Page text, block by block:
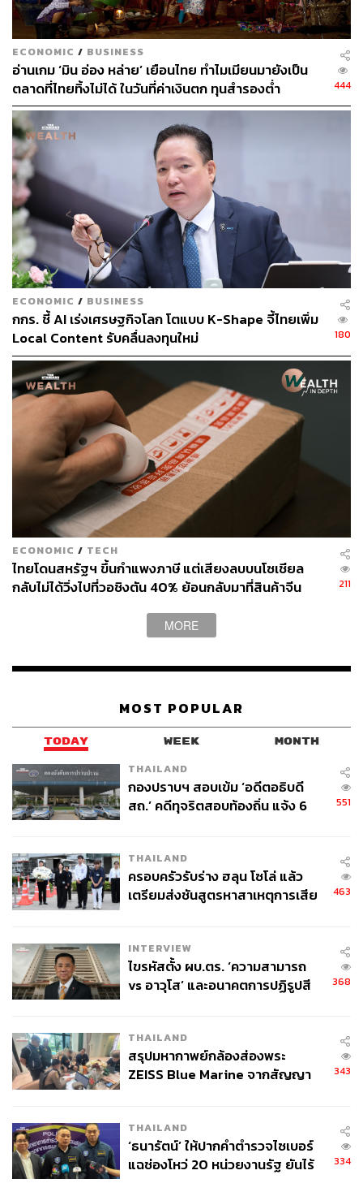
ล้านบาท ตรงข้ามกับ E-Commerce ที่โต 27% จาก 826 ล้าน
บาท แตะ 1,049 ล้านบาท และคาดว่าจะโตอีก 26% แตะ
1,325 ล้านบาทในปี 2569 สะท้อนการที่แบรนด์เทงบไปยัง
แพลตฟอร์มอีคอมเมิร์ซโดยตรงเพื่อปิดการขาย
สำหรับเครื่องมือด้านดิจิทัลมีเดีย ผลสำรวจจากเอเจนซี่ระบุว่า
‘Artificial Intelligence’ (AI) เป็นเครื่องมือที่มีความสำคัญ
สูงสุดในปี 2569 ด้วยคะแนน 92% ตามมาด้วย Social
Listening Tools และ Real-Time Media Dashboard ที่ 67%
เท่ากัน สะท้อนว่าแบรนด์และนักการตลาดกำลังปรับกลยุทธ์
ลดงบ Paid Media ไปทุ่มลงทุนกับคอนเทนต์และเทคโนโลยีที่
เข้าถึงผู้บริโภคได้ตรงจุดมากขึ้น
MAAT ประเมิน ADEX 2569 มี 3 ฉากทัศน์
หากมองภาพใหญ่ของตลาดโฆษณารวมทุกสื่อ
สมาคมมีเดียเ
อเยนซี่และธุรกิจสื่อแห่งประเทศไทย(MAAT) รายงานว่าเม็ด
เงินโฆษณาภาพรวม (ADEX) ปี 2568 ปิดที่ 115,443 ล้าน
บาท ลดลง 1.0% เทียบปีก่อนที่ 116,620 ล้านบาท ได้รับผลก
ระทบจากสงครามชายแดนไทย-กัมพูชา, มาตรการ Tax Tariff
ของสหรัฐฯ และความไม่แน่นอนทางการเมืองในประเทศ แม้
รัฐบาลจะออกมาตรการ ‘คนละครึ่ง’ กระตุ้นในช่วงครึ่งปีหลัง
สัญญาณยังไม่ดีต่อเนื่องถึงต้นปี 2569 โดยเม็ดเงิน ADEX
ช่วงเดือน ม.ค.-ก.พ. อยู่ที่ 16,879 ล้านบาท ลดลง 1.2% เทียบ
ช่วงเดียวกันของปีก่อนที่ 17,080 ล้านบาท
สำหรับทั้งปี 2569 MAAT ประเมินไว้ 3 ฉากทัศน์ ขึ้นกับ
พัฒนาการของสงครามสหรัฐฯ-อิสราเอล-อิหร่านที่กดดัน
รองรับชัดเจน ตลาดจะกลับมาโต 0.2% แตะ 115,642
กรณีที่เป็นไปได้มากที่สุดคือสถานการณ์ไม่บานปลาย
ตลาดจะหดตัว 0.5% เหลือ 114,854 ล้านบาท
ส่วน Worst Case หากสงครามยืดเยื้อไร้สัญญาณยุติ
ตลาดมีโอกาสหดตัวลึกถึง 1.8% เหลือ 113,348 ล้าน
บาท
Internet 36,823 ล้านบาท (32%), Transit 10,797 ล้านบาท
(9%), Outdoor 9,677 ล้านบาท (8%) ด้านเงินเฟ้อสื่อ (Media
Inflation)
อย่างไรก็ตาม MAAT มองว่าอุตสาหกรรมสื่อโฆษณากำลัง
เข้าสู่ช่วง ‘Rebalancing for Growth’ ที่การเติบโตจะไม่ได้มา
จากสื่อใดสื่อหนึ่ง แต่เกิดจากการผสานสื่อแบบบูรณาการ
(Truly Integrated Media Ecosystem) ภายใต้ Big Idea
Consumer Journey
ภาพ :Roman Samborskyi / Shutterstock
สมาคมมีเดียเอเยนซี่และธุรกิจสื่อแห่งประเทศไทย
TikTok
โฆษณาดิจิทัล Meta ยานยนต์
สกินแคร์
Kantar
E-Commerce สื่อดิจิทัล
Youtube
เศรษฐกิจไทย
ECONOMIC / BUSINESS
อ่านเกม ‘มิน อ่อง หล่าย’ เยือนไทย ทำไมเมียนมายังเป็น
ตลาดที่ไทยทิ้งไม่ได้ ในวันที่ค่าเงินตก ทุนสำรองต่ำ
444
ECONOMIC / BUSINESS
กกร. ชี้ AI เร่งเศรษฐกิจโลก โตแบบ K-Shape จี้ไทยเพิ่ม
Local Content รับคลื่นลงทุนใหม่
180
ECONOMIC / TECH
ไทยโดนสหรัฐฯ ขึ้นกำแพงภาษี แต่เสียงลบบนโซเชียล
กลับไม่ได้วิ่งไปที่วอชิงตัน 40% ย้อนกลับมาที่สินค้าจีน
211
MORE
MOST POPULAR
TODAY WEEK MONTH
THAILAND
กองปราบฯ สอบเข้ม ‘อดีตอธิบดี
สถ.’ คดีทุจริตสอบท้องถิ่น แจ้ง 6
551
THAILAND
ครอบครัวรับร่าง ฮลุน โซโล่ แล้ว
เตรียมส่งชันสูตรหาสาเหตุการเสีย
463
INTERVIEW
ไขรหัสตั้ง ผบ.ตร. ‘ความสามารถ
vs อาวุโส’ และอนาคตการปฏิรูปสี
368
THAILAND
สรุปมหากาพย์กล้องส่องพระ
ZEISS Blue Marine จากสัญญา
จ่ายหนี้-แอบระบุแบรนด์
343
THAILAND
‘ธนารัตน์’ ให้ปากคำตำรวจไซเบอร์
แฉช่องโหว่ 20 หน่วยงานรัฐ ยันไร้
334